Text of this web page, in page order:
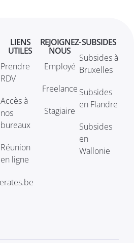
LIENS
UTILES
Prendre
RDV
Accès à
nos
bureaux
Réunion
en ligne
REJOIGNEZ-
NOUS
Employé
Freelance
Stagiaire
SUBSIDES
Subsides à
Bruxelles
Subsides
en Flandre
Subsides
en
Wallonie